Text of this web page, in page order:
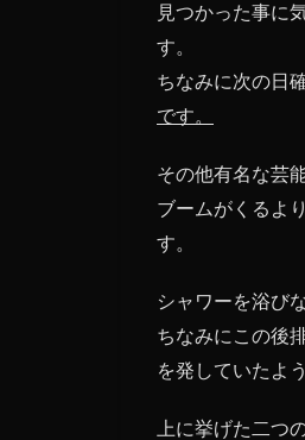
見つかった事に
す。
ちなみに次の日
です。
その他有名な芸
ブームがくるよ
す。
シャワーを浴び
ちなみにこの後
を発していたよ
上に挙げた二つ